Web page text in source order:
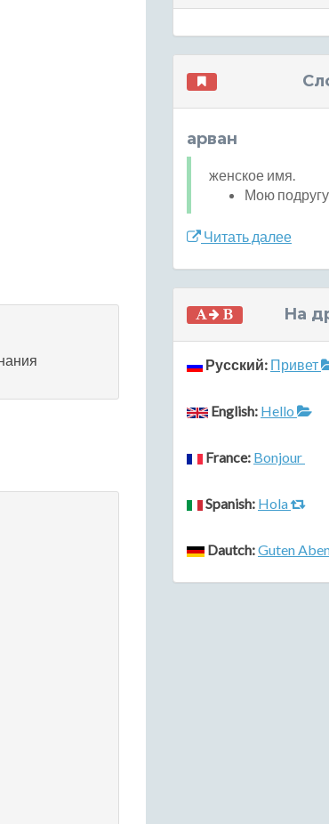
арван
женское имя.
Мою подругу
Читать далее
На
Русский: Привет
English: Hello
France: Bonjour
Spanish: Hola
Dautch:Guten